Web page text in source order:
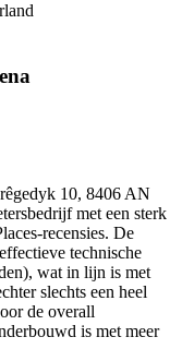
10, 8406 AN
met een sterk
recensies. De
technische
wat in lijn is met
slechts een heel
de overall
is met meer